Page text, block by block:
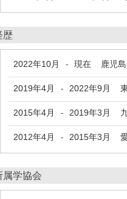
歴
2022年10月 - 現在 鹿児島
2019年4月 - 2022年9月 東
2015年4月 - 2019年3月 九
2012年4月 - 2015年3月 愛
属学協会